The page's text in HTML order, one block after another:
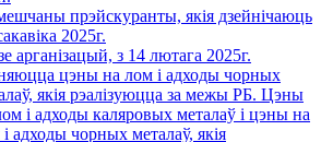
прэйскуранты, якія дзейнічаюць
2025г.
арганізацый, з 14 лютага 2025г.
цэны на лом і адходы чорных
якія рэалізуюцца за межы РБ. Цэны
і адходы каляровых металаў і цэны на
адходы чорных металаў, якія